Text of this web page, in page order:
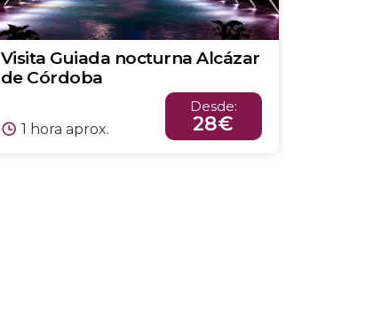
Visita Guiada nocturna Alcázar
de Córdoba
1 hora aprox.
Desde:
28€